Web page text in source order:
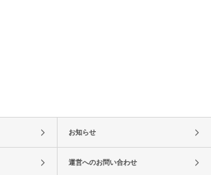
お知らせ
運営へのお問い合わせ